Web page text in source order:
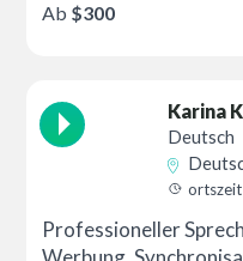
Ab $300
Karina
Deutsch
ortszeit
Professioneller